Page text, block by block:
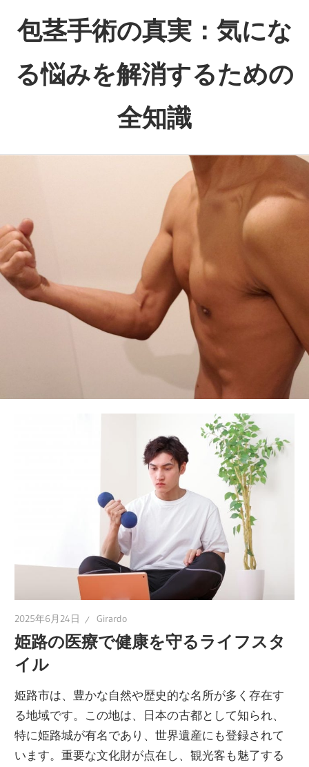
包茎手術の真実：気にな
る悩みを解消するための
全知識
悩
み
を
解
践
ド。
2025年6月24日 Girardo
姫路の医療で健康を守るライフスタ
イル
姫路市は、豊かな自然や歴史的な名所が多く存在す
る地域です。 この地は、日本の古都として知られ、
特に姫路城が有名であり、世界遺産にも登録されて
います。重要な文化財が点在し、観光客も魅了する